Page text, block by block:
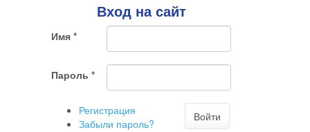
Вход на сайт
Имя *
Пароль *
Регистрация
Забыли пароль?
Войти